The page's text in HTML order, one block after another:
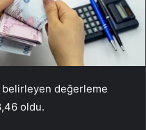
belirleyen değerleme
oldu.